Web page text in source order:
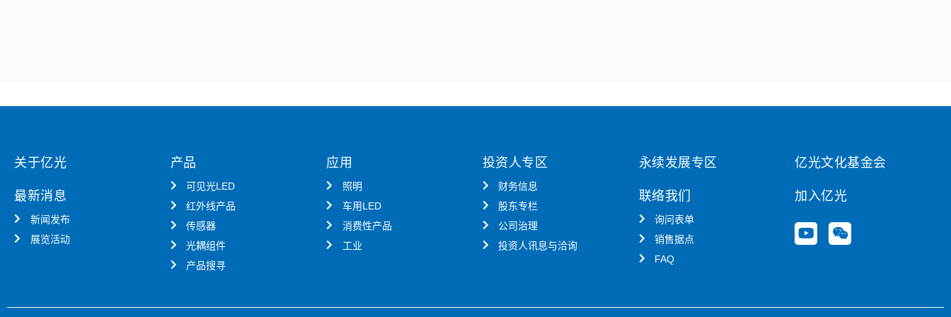
关于亿光
最新消息
新闻发布
展览活动
产品
可见光LED
红外线产品
传感器
光耦组件
产品搜寻
应用
照明
车用LED
消费性产品
工业
投资人专区
财务信息
股东专栏
公司治理
投资人讯息与洽询
永续发展专区
联络我们
询问表单
销售据点
FAQ
亿光文化基金会
加入亿光
Y
o
W
e